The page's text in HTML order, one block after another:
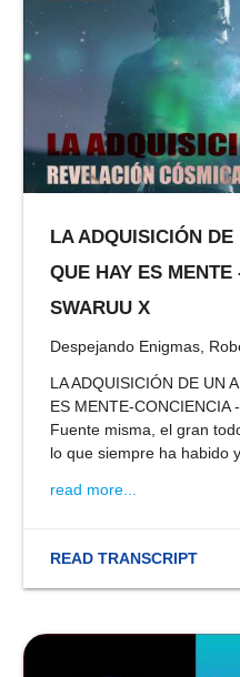
LA ADQUISICIÓN
QUE HAY ES
SWARUU X
Despejando Enigmas,
LA ADQUISICIÓN DE UN
ES MENTE-CONCIENCIA
Fuente misma, el gran
lo que siempre ha habido
read more...
READ TRANSCRIPT